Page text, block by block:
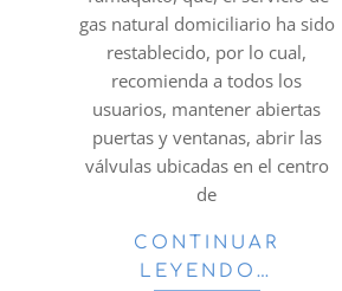
gas natural domiciliario ha sido
restablecido, por lo cual,
recomienda a todos los
usuarios, mantener abiertas
puertas y ventanas, abrir las
válvulas ubicadas en el centro
de
CONTINUAR
LEYENDO…